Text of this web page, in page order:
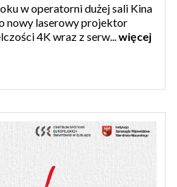
w operatorni dużej sali Kina
nowy laserowy projektor
4K wraz z serw... więcej